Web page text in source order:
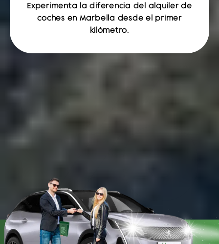
%
Experimenta la diferencia del alquiler de
coches en Marbella desde el primer
kilómetro.